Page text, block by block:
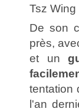
Tsz Wing
De son
près,
et un
tentation
l'an